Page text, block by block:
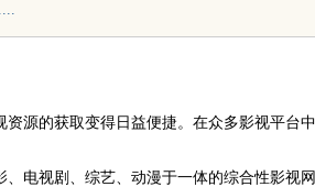
资源的获取变得日益便捷。在众多影视平台
、电视剧、综艺、动漫于一体的综合性影视